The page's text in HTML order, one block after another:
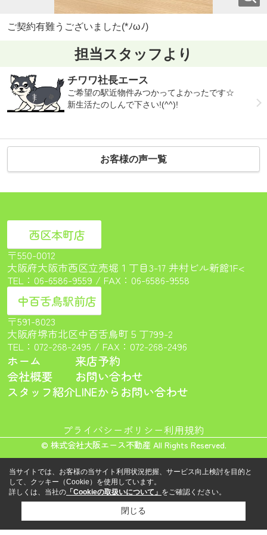
ご契約有難うございました(*ﾉωﾉ)
担当スタッフより
チワワ社長エース
ご希望の駅近物件みつかってよかったです☆
新生活たのしんで下さい!(^^)!
お客様の声一覧
西区本町店
〒550-0012
大阪府大阪市西区立売堀１丁目3-17 井村ビル新館1F<
TEL： 06-6586-9559 / FAX：06-6586-9558
中百舌鳥駅前店
〒591-8023
大阪府堺市北区中百舌鳥町５丁799-2
TEL： 072-268-2495 / FAX：072-268-2496
ホーム
会社概要
スタッフ紹介
来店予約
お問い合わせ
LINEからお問い合わせ
プライバシーポリシー利用規約
© 株式会社大阪エース不動産 All Rights Reserved.
当サイトでは、お客様の当サイト利用状況把握、サービス向上検討を目的と
して、クッキー（Cookie）を使用しています。
詳しくは、当社の 「Cookieの取扱いについて」 をご確認ください。
閉じる